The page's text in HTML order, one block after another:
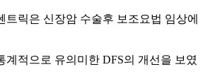
릭은 신장암 수술후 보조요법 임상에
계적으로 유의미한 DFS의 개선을 보였